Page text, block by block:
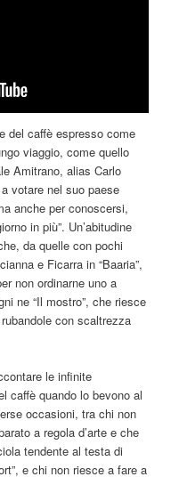
del caffè espresso come
viaggio, come quello
Amitrano, alias Carlo
votare nel suo paese
anche per conoscersi,
in più”. Un’abitudine
da quelle con pochi
e Ficarra in “Baaria”,
non ordinarne uno a
ne “Il mostro”, che riesce
con scaltrezza
le infinite
caffè quando lo bevono al
occasioni, tra chi non
a regola d’arte e che
tendente al testa di
e chi non riesce a fare a